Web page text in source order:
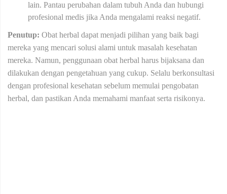
lain. Pantau perubahan dalam tubuh Anda dan hubungi
profesional medis jika Anda mengalami reaksi negatif.
Penutup: Obat herbal dapat menjadi pilihan yang baik bagi
mereka yang mencari solusi alami untuk masalah kesehatan
mereka. Namun, penggunaan obat herbal harus bijaksana dan
dilakukan dengan pengetahuan yang cukup. Selalu berkonsultasi
dengan profesional kesehatan sebelum memulai pengobatan
herbal, dan pastikan Anda memahami manfaat serta risikonya.